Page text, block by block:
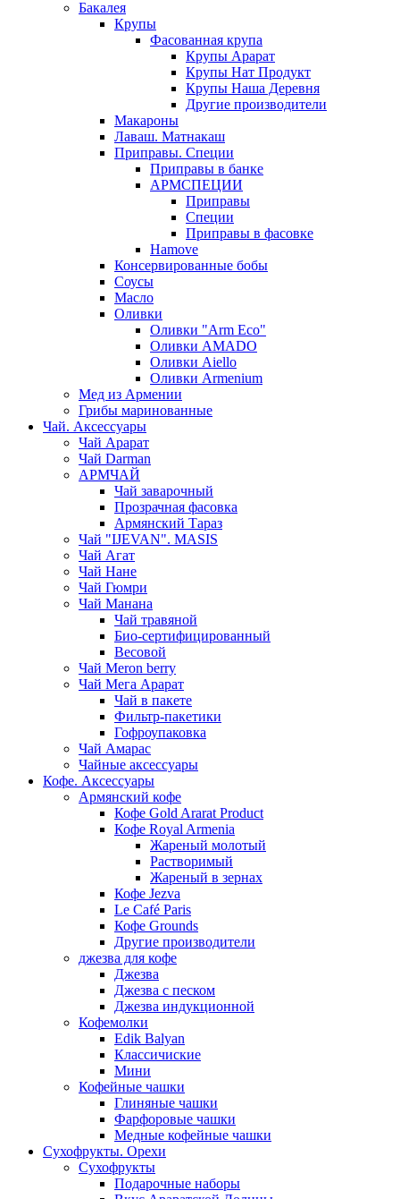
Бакалея
Крупы
Фасованная крупа
Крупы Арарат
Крупы Нат Продукт
Крупы Наша Деревня
Другие производители
Макароны
Лаваш. Матнакаш
Приправы. Специи
Приправы в банке
АРМСПЕЦИИ
Приправы
Специи
Приправы в фасовке
Hamove
Консервированные бобы
Соусы
Масло
Оливки
Оливки "Arm Eco"
Оливки AMADO
Оливки Aiello
Оливки Armenium
Мед из Армении
Грибы маринованные
Чай. Аксессуары
Чай Арарат
Чай Darman
АРМЧАЙ
Чай заварочный
Прозрачная фасовка
Армянский Тараз
Чай "IJEVAN". MASIS
Чай Агат
Чай Нане
Чай Гюмри
Чай Манана
Чай травяной
Био-сертифицированный
Весовой
Чай Meron berry
Чай Мега Арарат
Чай в пакете
Фильтр-пакетики
Гофроупаковка
Чай Амарас
Чайные аксессуары
Кофе. Аксессуары
Армянский кофе
Кофе Gold Ararat Product
Кофе Royal Armenia
Жареный молотый
Растворимый
Жареный в зернах
Кофе Jezva
Le Café Paris
Кофе Grounds
Другие производители
джезва для кофе
Джезва
Джезва с песком
Джезва индукционной
Кофемолки
Edik Balyan
Классичиские
Мини
Кофейные чашки
Глиняные чашки
Фарфоровые чашки
Медные кофейные чашки
Сухофрукты. Орехи
Сухофрукты
Подарочные наборы